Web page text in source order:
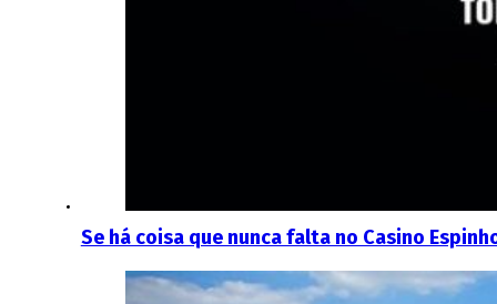
Se há coisa que nunca falta no Casino